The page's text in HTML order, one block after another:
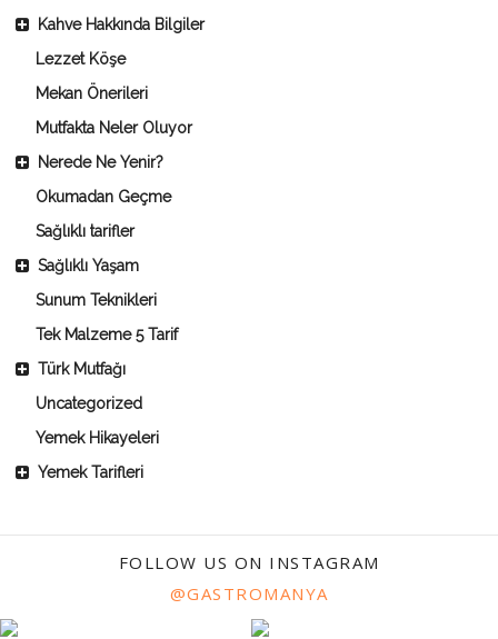
Kahve Hakkında Bilgiler
Lezzet Köşe
Mekan Önerileri
Mutfakta Neler Oluyor
Nerede Ne Yenir?
Okumadan Geçme
Sağlıklı tarifler
Sağlıklı Yaşam
Sunum Teknikleri
Tek Malzeme 5 Tarif
Türk Mutfağı
Uncategorized
Yemek Hikayeleri
Yemek Tarifleri
FOLLOW US ON INSTAGRAM
@GASTROMANYA